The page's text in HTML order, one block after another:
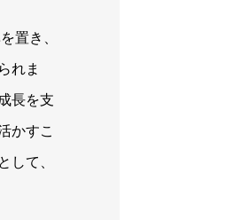
置き、
れま
長を支
かすこ
して、